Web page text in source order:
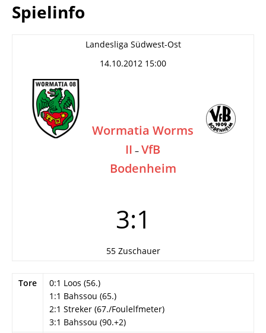
Spielinfo
Landesliga Südwest-Ost
14.10.2012 15:00
Wormatia Worms
II – VfB
Bodenheim
3:1
55 Zuschauer
Tore
0:1 Loos (56.)
1:1 Bahssou (65.)
2:1 Streker (67./Foulelfmeter)
3:1 Bahssou (90.+2)